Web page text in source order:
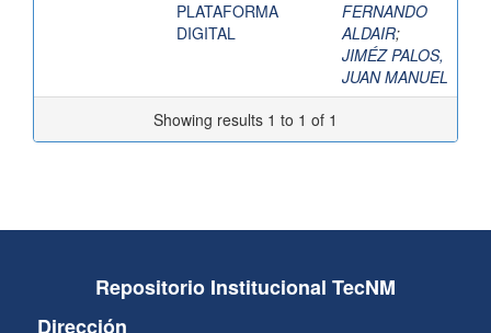
PLATAFORMA
DIGITAL
FERNANDO
ALDAIR;
JIMÉZ PALOS,
JUAN MANUEL
Showing results 1 to 1 of 1
Repositorio Institucional TecNM
Dirección